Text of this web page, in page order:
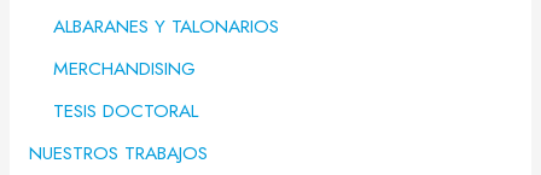
ALBARANES Y TALONARIOS
MERCHANDISING
TESIS DOCTORAL
NUESTROS TRABAJOS